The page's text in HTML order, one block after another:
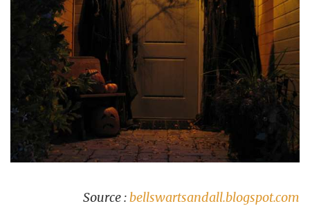
Source :bellswartsandall.blogspot.com